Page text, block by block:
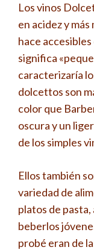
Los vinos
en acidez y
hace
significa
caracterizaría
dolcettos son
color que
oscura y un
de los simples
Ellos también
variedad de
platos de
beberlos
probé eran de